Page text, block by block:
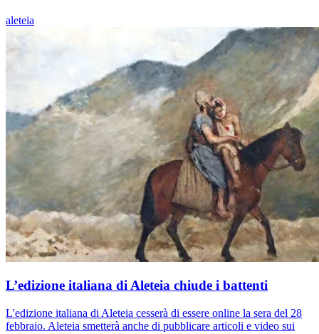
aleteia
L’edizione italiana di Aleteia chiude i battenti
L'edizione italiana di Aleteia cesserà di essere online la sera del 28
febbraio. Aleteia smetterà anche di pubblicare articoli e video sui